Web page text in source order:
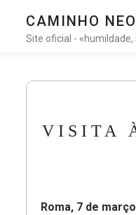
CAMINHO
Site oficial -
VISITA
Roma, 7 de